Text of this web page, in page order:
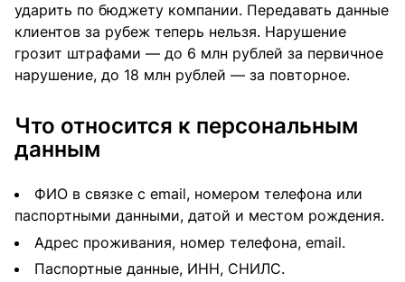
ударить по бюджету компании. Передавать данные
клиентов за рубеж теперь нельзя. Нарушение
грозит штрафами — до 6 млн рублей за первичное
нарушение, до 18 млн рублей — за повторное.
Что относится к персональным
данным
ФИО в связке с email, номером телефона или
паспортными данными, датой и местом рождения.
Адрес проживания, номер телефона, email.
Паспортные данные, ИНН, СНИЛС.